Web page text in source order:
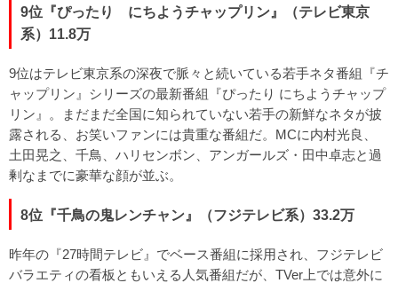
9位『ぴったり にちようチャップリン』（テレビ東京
系）11.8万
9位はテレビ東京系の深夜で脈々と続いている若手ネタ番組『チ
ャップリン』シリーズの最新番組『ぴったり にちようチャップ
リン』。まだまだ全国に知られていない若手の新鮮なネタが披
露される、お笑いファンには貴重な番組だ。MCに内村光良、
土田晃之、千鳥、ハリセンボン、アンガールズ・田中卓志と過
剰なまでに豪華な顔が並ぶ。
8位『千鳥の鬼レンチャン』（フジテレビ系）33.2万
昨年の『27時間テレビ』でベース番組に採用され、フジテレビ
バラエティの看板ともいえる人気番組だが、TVer上では意外に